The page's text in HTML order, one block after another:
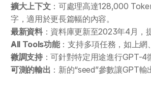
擴大上下文：可處理高達128,000
字，適用於更長篇幅的內容。
最新資料：資料庫更新至2023年4月，
All Tools功能：支持多項任務，如上網
微調支持：可針對特定用途進行GPT-4
可測的輸出 ：新的“seed”參數讓GPT